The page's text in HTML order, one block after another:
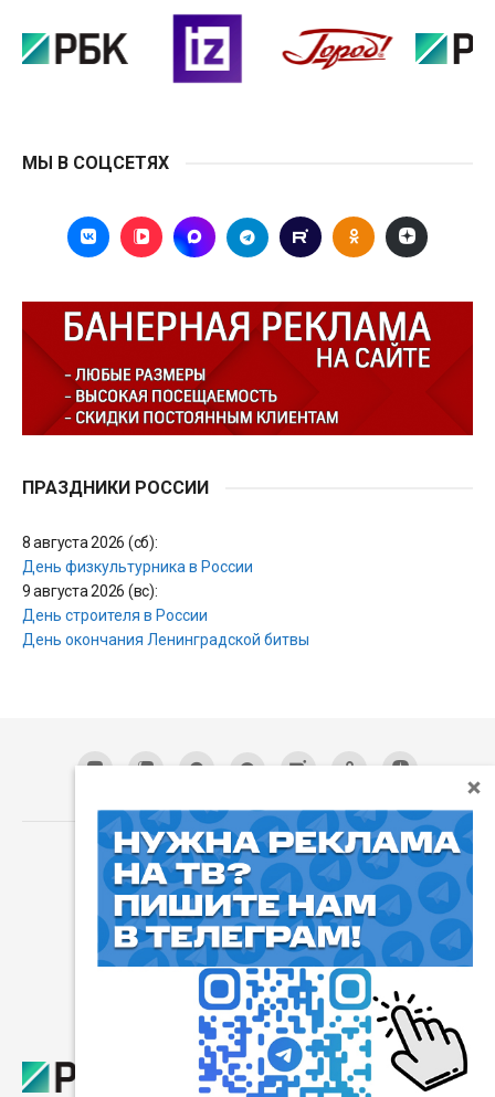
МЫ В СОЦСЕТЯХ
ПРАЗДНИКИ РОССИИ
8 августа 2026 (сб):
День физкультурника в России
9 августа 2026 (вс):
День строителя в России
День окончания Ленинградской битвы